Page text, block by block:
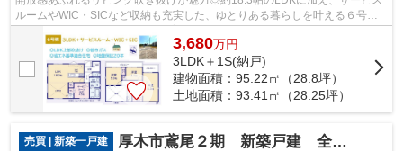
ルームやWIC・SICなど収納も充実した、ゆとりある暮らしを叶える６号
3,680万円
3LDK＋1S(納戸)
建物面積：95.22㎡（28.8坪）
土地面積：93.41㎡（28.25坪）
売買 | 新築一戸建 厚木市鳶尾２期 新築戸建 全１棟